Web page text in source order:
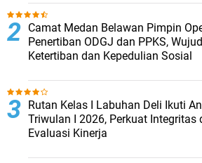
Camat Medan Belawan Pimpin
Penertiban ODGJ dan PPKS,
Ketertiban dan Kepedulian Sosial
Rutan Kelas I Labuhan Deli Ikuti
Triwulan I 2026, Perkuat Integritas
Evaluasi Kinerja